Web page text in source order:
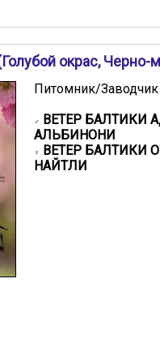
окрас, Черно-
Питомник/Заводчик
♂ ВЕТЕР БАЛТИКИ
АЛЬБИНОНИ
♀
ВЕТЕР БАЛТИКИ
НАЙТЛИ